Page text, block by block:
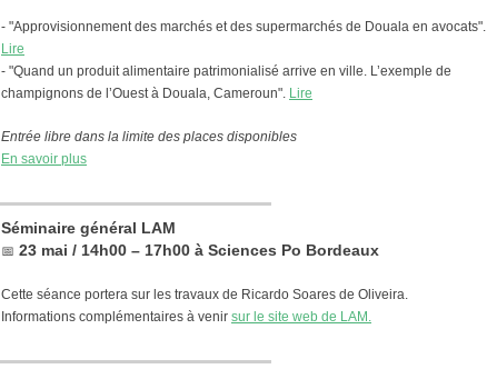
- "Approvisionnement des marchés et des supermarchés de Douala en avocats".
Lire
- "Quand un produit alimentaire patrimonialisé arrive en ville. L’exemple de
champignons de l’Ouest à Douala, Cameroun". Lire
Entrée libre dans la limite des places disponibles
En savoir plus
Séminaire général LAM
📅 23 mai / 14h00 – 17h00 à Sciences Po Bordeaux
Cette séance portera sur les travaux de Ricardo Soares de Oliveira.
Informations complémentaires à venir sur le site web de LAM.